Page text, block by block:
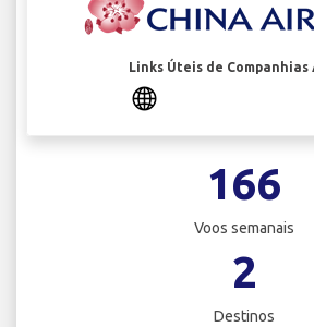
Links Úteis de Companhias
166
Voos semanais
2
Destinos